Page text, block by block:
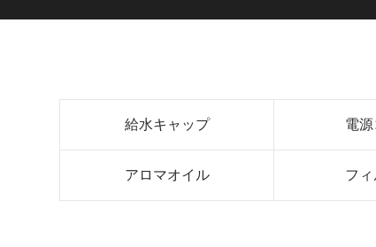
給水キャップ 電源
アロマオイル フ